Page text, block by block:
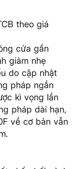
theo giá
cửa gần
giảm nhẹ
do cập nhật
pháp ngắn
kì vọng lần
pháp dài hạn,
về cơ bản vẫn